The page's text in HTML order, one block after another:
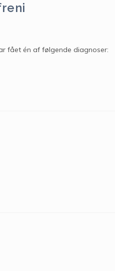
fået én af følgende diagnoser: